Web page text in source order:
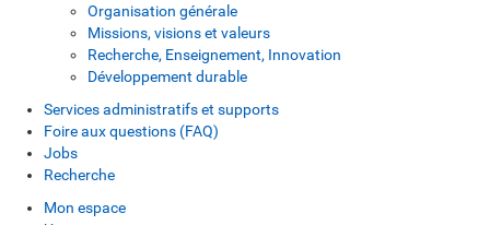
Organisation générale
Missions, visions et valeurs
Recherche, Enseignement, Innovation
Développement durable
Services administratifs et supports
Foire aux questions (FAQ)
Jobs
Recherche
Mon espace